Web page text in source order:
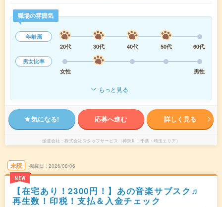
職場の雰囲気
年齢層
20代
30代 40代 50代
60代
男女比率
女性
男性
もっと見る
気になる! 応募へ進む 詳しく見る
派遣会社 株式会社スタッフサービス（神奈川・千葉・埼玉エリア）
未読
NEW
掲載日 2026/08/06
【在宅あり！2300円！】あの音楽サブスク♬
再生数！印税！支払＆入金チェック